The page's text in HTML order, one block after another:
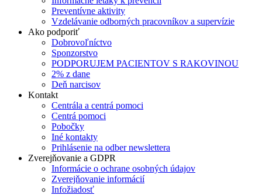
Preventívne aktivity
Vzdelávanie odborných pracovníkov a supervízie
Ako podporiť
Dobrovoľníctvo
Sponzorstvo
PODPORUJEM PACIENTOV S RAKOVINOU
2% z dane
Deň narcisov
Kontakt
Centrála a centrá pomoci
Centrá pomoci
Pobočky
Iné kontakty
Prihlásenie na odber newslettera
Zverejňovanie a GDPR
Informácie o ochrane osobných údajov
Zverejňovanie informácií
Infožiadosť